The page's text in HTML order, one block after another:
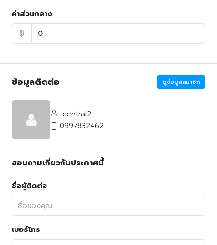
ค่าส่วนกลาง
฿
ข้อมูลติดต่อ ดูข้อมูลสมาชิก
central2
0997832462
สอบถามเกี่ยวกับประกาศนี้
ชื่อผู้ติดต่อ
เบอร์โทร